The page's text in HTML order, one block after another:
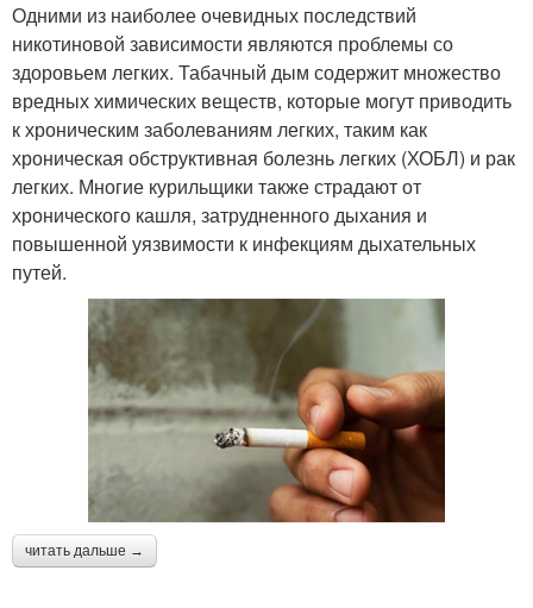
Одними из наиболее очевидных последствий
никотиновой зависимости являются проблемы со
здоровьем легких. Табачный дым содержит множество
вредных химических веществ, которые могут приводить
к хроническим заболеваниям легких, таким как
хроническая обструктивная болезнь легких (ХОБЛ) и рак
легких. Многие курильщики также страдают от
хронического кашля, затрудненного дыхания и
повышенной уязвимости к инфекциям дыхательных
путей.
читать дальше →